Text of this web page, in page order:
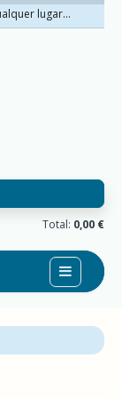
lugar...
Total: 0,00 €